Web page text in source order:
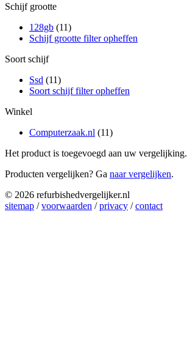
Schijf grootte
128gb (11)
Schijf grootte filter opheffen
Soort schijf
Ssd (11)
Soort schijf filter opheffen
Winkel
Computerzaak.nl (11)
Het product is toegevoegd aan uw vergelijking.
Producten vergelijken? Ga naar vergelijken.
© 2026 refurbishedvergelijker.nl
sitemap /voorwaarden /privacy /contact